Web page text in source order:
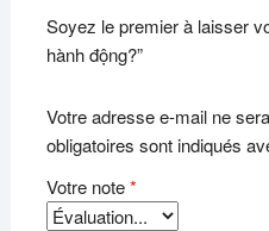
Soyez le premier à laisser
hành động?”
Votre adresse e-mail ne
obligatoires sont indiqués
Votre note*